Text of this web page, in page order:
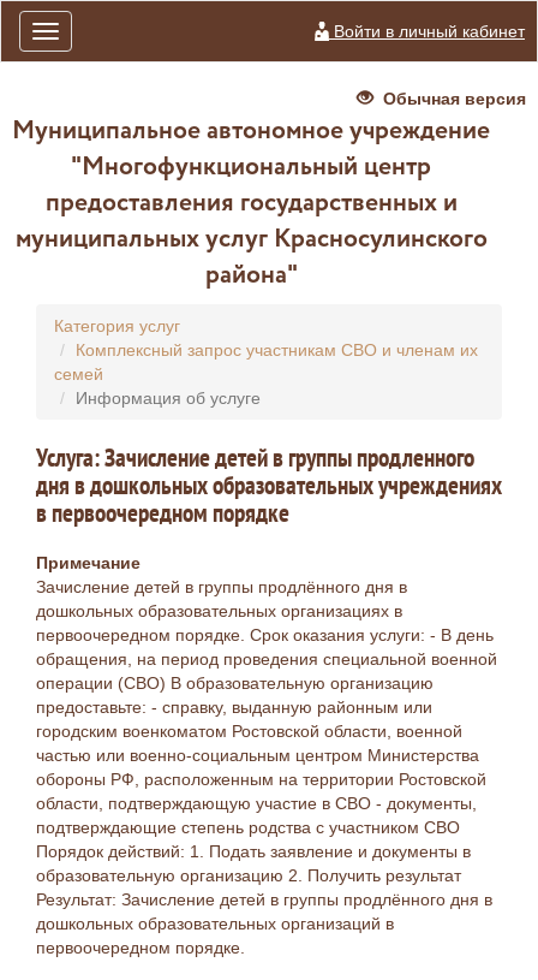
Toggle
navigation
Войти в личный кабинет
Обычная версия
Муниципальное автономное учреждение
"Многофункциональный центр
предоставления государственных и
муниципальных услуг Красносулинского
района"
Категория услуг
Комплексный запрос участникам СВО и членам их
семей
Информация об услуге
Услуга: Зачисление детей в группы продленного
дня в дошкольных образовательных учреждениях
в первоочередном порядке
Примечание
Зачисление детей в группы продлённого дня в
дошкольных образовательных организациях в
первоочередном порядке. Срок оказания услуги: - В день
обращения, на период проведения специальной военной
операции (СВО) В образовательную организацию
предоставьте: - справку, выданную районным или
городским военкоматом Ростовской области, военной
частью или военно-социальным центром Министерства
обороны РФ, расположенным на территории Ростовской
области, подтверждающую участие в СВО - документы,
подтверждающие степень родства с участником СВО
Порядок действий: 1. Подать заявление и документы в
образовательную организацию 2. Получить результат
Результат: Зачисление детей в группы продлённого дня в
дошкольных образовательных организаций в
первоочередном порядке.